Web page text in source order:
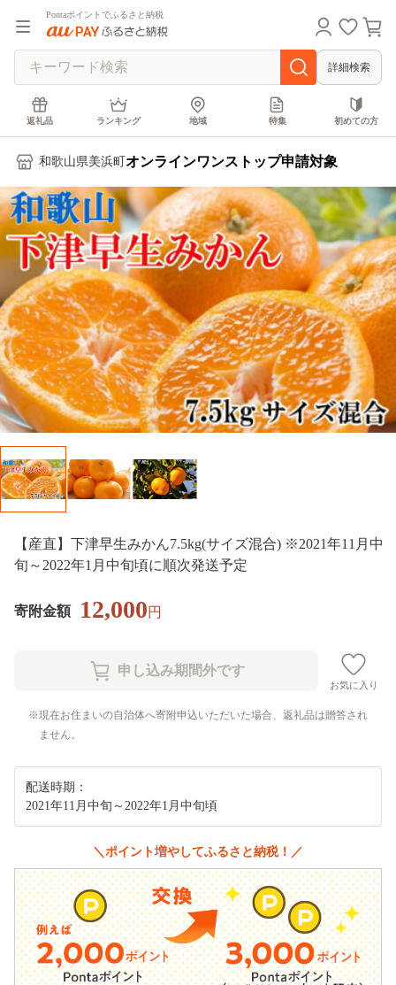
Pontaポイントでふるさと納税
詳細検索
返礼品 ランキング 地域 特集 初めての方
和歌山県美浜町 オンラインワンストップ申請対象
【産直】下津早生みかん7.5kg(サイズ混合) ※2021年11月中
旬～2022年1月中旬頃に順次発送予定
寄附金額 12,000円
お気に入り
現在お住まいの自治体へ寄附申込いただいた場合、返礼品は贈答され
ません。
配送時期：
2021年11月中旬～2022年1月中旬頃
＼ポイント増やしてふるさと納税！／